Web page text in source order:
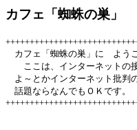
カフェ「蜘蛛の巣」
カフェ「蜘蛛の巣」に よう
ここは、インターネットの接
よ～とかインターネット批判
話題ならなんでもＯＫです。